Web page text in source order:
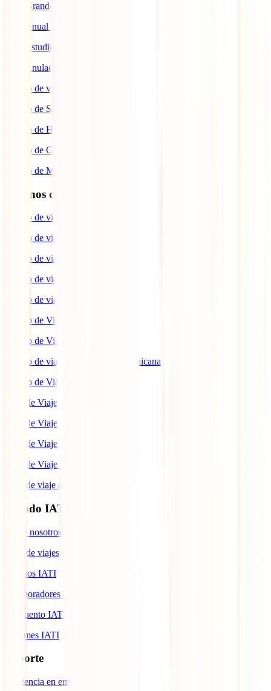
IATI Grandes Viajeros
IATI Anual Multiviaje
IATI Estudios
IATI Anulación Premium
Seguro de viaje COVID
Seguro de Salud
Seguro de Hogar
Seguro de Coche
Seguro de Moto
Destinos de interés
Seguro de viaje a EEUU
Seguro de viaje a Indonesia
Seguro de viaje a Marruecos
Seguro de viaje a Reino Unido
Seguro de viaje a México
Seguro de Viaje a Tailandia
Seguro de Viaje a China
Seguro de viaje a República Dominicana
Seguro de Viaje a Colombia
Guía de Viaje a Estados Unidos
Guía de Viaje a México
Guía de Viaje a Marruecos
Guía de Viaje a Cuba
Guía de viaje a Indonesia
Mundo IATI
Sobre nosotros
Blog de viajes
Premios IATI
Colaboradores IATI
Descuento IATI
Informes IATI
Soporte
Asistencia en emergencias